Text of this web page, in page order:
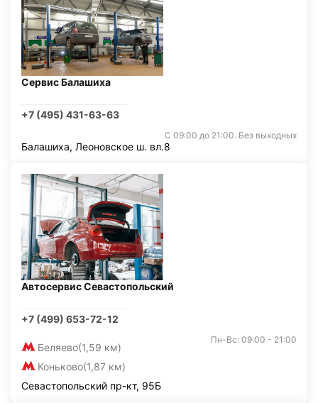
Сервис Балашиха
+7 (495) 431-63-63
С 09:00 до 21:00. Без выходных
Балашиха, Леоновское ш. вл.8
Автосервис Севастопольский
+7 (499) 653-72-12
Беляево(1,59 км)
Коньково(1,87 км)
Пн-Вс: 09:00 - 21:00
Севастопольский пр-кт, 95Б